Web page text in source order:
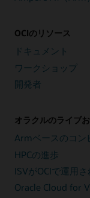
OCIのリソース
ドキュメント
ワークショップ
開発者
オラクルのライブ
Armベースのコン
HPCの進歩
ISVがOCIで運用
Oracle Cloud for